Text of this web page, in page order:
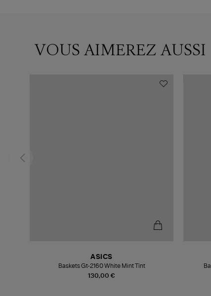
VOUS AIMEREZ AUSSI
130,00 €
ASICS
Baskets Gt-2160 White Mint Tint